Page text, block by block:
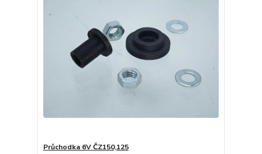
Průchodka 6V ČZ150,125